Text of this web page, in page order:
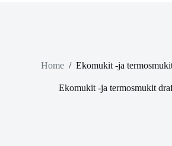
Home / Ekomukit -ja
Ekomukit -ja termosmukit